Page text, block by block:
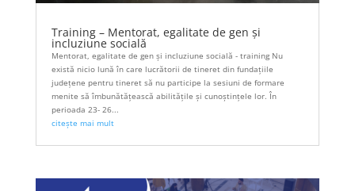
Training – Mentorat, egalitate de gen și
incluziune socială
Mentorat, egalitate de gen și incluziune socială - training Nu
există nicio lună în care lucrătorii de tineret din fundațiile
județene pentru tineret să nu participe la sesiuni de formare
menite să îmbunătățească abilitățile și cunoștințele lor. În
perioada 23- 26...
citește mai mult